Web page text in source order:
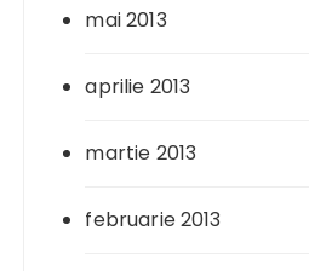
mai 2013
aprilie 2013
martie 2013
februarie 2013